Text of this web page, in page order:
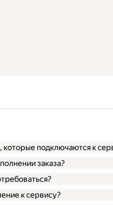
которые подключаются к
заказа?
к сервису?